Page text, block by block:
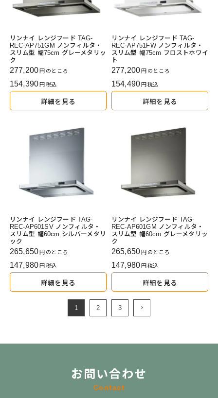
リンナイ レンジフード TAG-
REC-AP751GM ノンフィルタ・
スリム型 幅75cm グレーメタリッ
ク
277,200 のところ
154,390 税込
詳細を見る
リンナイ レンジフード TAG-
REC-AP751FW ノンフィルタ・
スリム型 幅75cm フロストホワイ
ト
277,200 のところ
154,490 税込
詳細を見る
リンナイ レンジフード TAG-
REC-AP601SV ノンフィルタ・
スリム型 幅60cm シルバーメタリ
ック
265,650 のところ
147,980 税込
詳細を見る
リンナイ レンジフード TAG-
REC-AP601GM ノンフィルタ・
スリム型 幅60cm グレーメタリッ
ク
265,650 のところ
147,980 税込
詳細を見る
1 2 3
お問い合わせ
Contact